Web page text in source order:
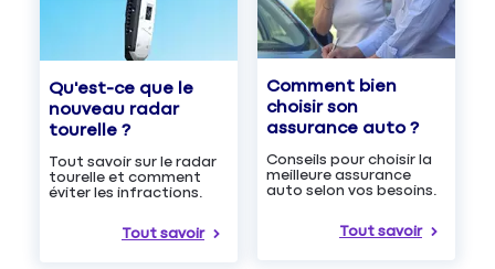
Qu'est-ce que le
nouveau radar
tourelle ?
Tout savoir sur le radar
tourelle et comment
éviter les infractions.
Tout savoir
Comment bien
choisir son
assurance auto ?
Conseils pour choisir la
meilleure assurance
auto selon vos besoins.
Tout savoir